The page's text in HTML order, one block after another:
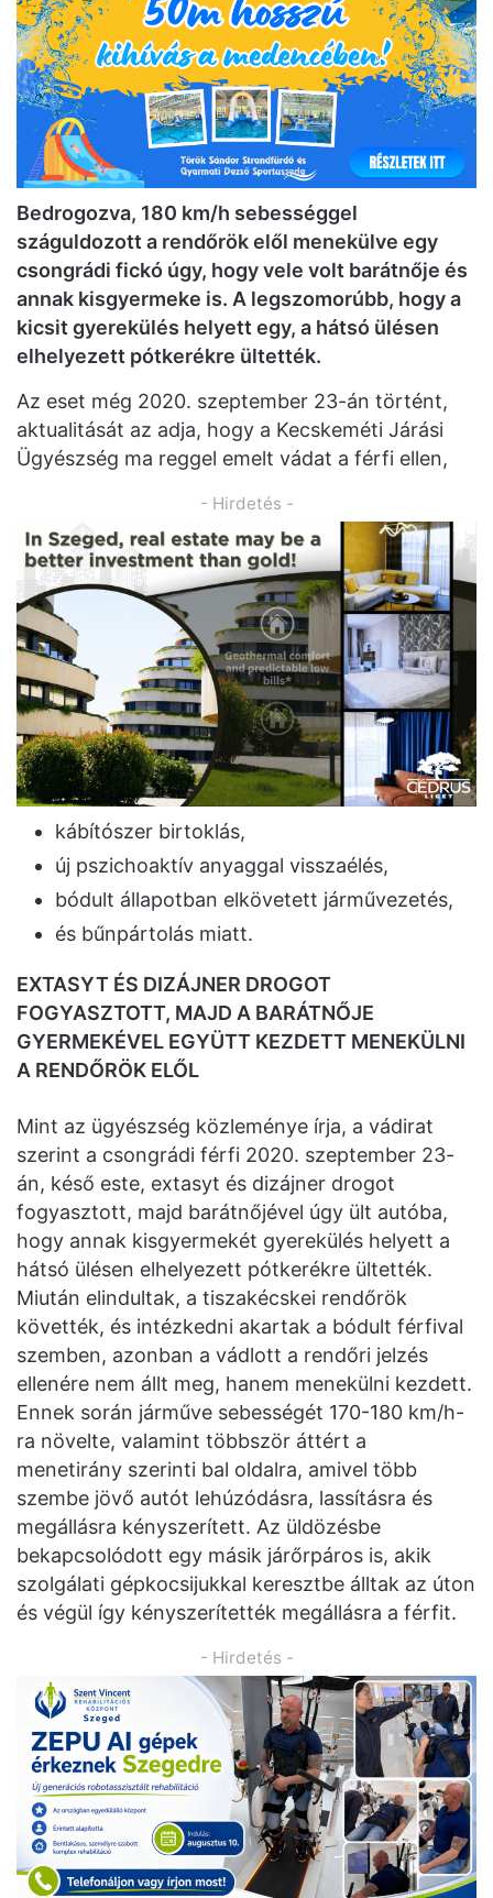
Bedrogozva, 180 km/h sebességgel
száguldozott a rendőrök elől menekülve egy
csongrádi fickó úgy, hogy vele volt barátnője és
annak kisgyermeke is. A legszomorúbb, hogy a
kicsit gyerekülés helyett egy, a hátsó ülésen
elhelyezett pótkerékre ültették.
Az eset még 2020. szeptember 23-án történt,
aktualitását az adja, hogy a Kecskeméti Járási
Ügyészség ma reggel emelt vádat a férfi ellen,
- Hirdetés -
kábítószer birtoklás,
új pszichoaktív anyaggal visszaélés,
bódult állapotban elkövetett járművezetés,
és bűnpártolás miatt.
EXTASYT ÉS DIZÁJNER DROGOT
FOGYASZTOTT, MAJD A BARÁTNŐJE
GYERMEKÉVEL EGYÜTT KEZDETT MENEKÜLNI
A RENDŐRÖK ELŐL
Mint az ügyészség közleménye írja, a vádirat
szerint a csongrádi férfi 2020. szeptember 23-
án, késő este, extasyt és dizájner drogot
fogyasztott, majd barátnőjével úgy ült autóba,
hogy annak kisgyermekét gyerekülés helyett a
hátsó ülésen elhelyezett pótkerékre ültették.
Miután elindultak, a tiszakécskei rendőrök
követték, és intézkedni akartak a bódult férfival
szemben, azonban a vádlott a rendőri jelzés
ellenére nem állt meg, hanem menekülni kezdett.
Ennek során járműve sebességét 170-180 km/h-
ra növelte, valamint többször áttért a
menetirány szerinti bal oldalra, amivel több
szembe jövő autót lehúzódásra, lassításra és
megállásra kényszerített. Az üldözésbe
bekapcsolódott egy másik járőrpáros is, akik
szolgálati gépkocsijukkal keresztbe álltak az úton
és végül így kényszerítették megállásra a férfit.
- Hirdetés -